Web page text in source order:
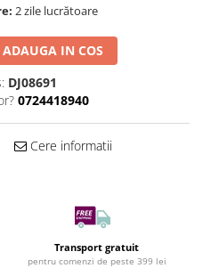
2 zile lucrătoare
ADAUGA IN COS
DJ08691
0724418940
Cere informatii
Transport gratuit
pentru comenzi de peste 399 lei